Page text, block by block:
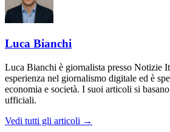
Luca Bianchi
Luca Bianchi è giornalista presso Notizie
esperienza nel giornalismo digitale ed è
economia e società. I suoi articoli si
ufficiali.
Vedi tutti gli articoli →